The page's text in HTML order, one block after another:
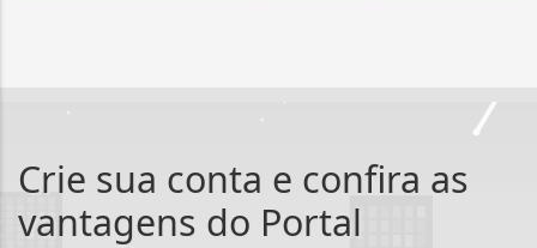
Crie sua conta e confira as
vantagens do Portal